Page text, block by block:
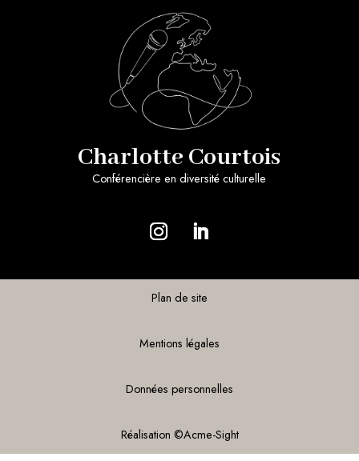
Charlotte Courtois
Conférencière en diversité culturelle
Plan de site
Mentions légales
Données personnelles
Réalisation ©Acme-Sight